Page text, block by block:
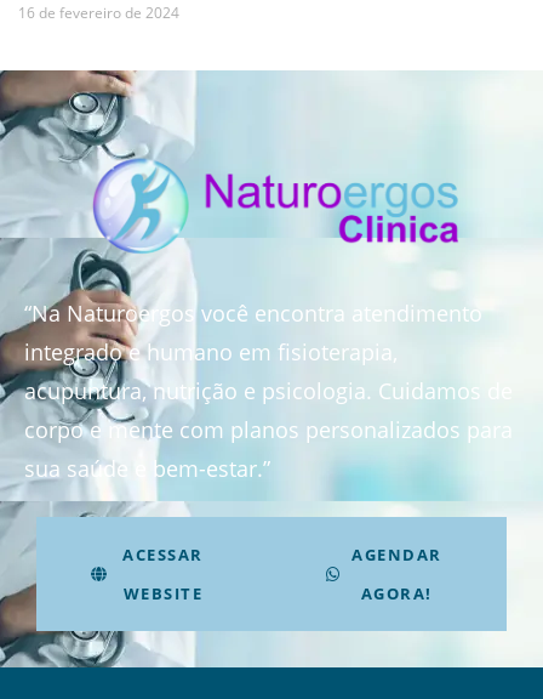
16 de fevereiro de 2024
“Na Naturoergos você encontra atendimento
integrado e humano em fisioterapia,
acupuntura, nutrição e psicologia. Cuidamos de
corpo e mente com planos personalizados para
sua saúde e bem-estar.”
ACESSAR
WEBSITE
AGENDAR
AGORA!